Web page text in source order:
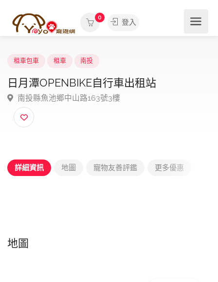
0
登入
租車包車 租車 南投
日月潭OPENBIKE自行車出租站
南投縣魚池鄉中山路163號3樓
詳細資訊 地圖 寵物友善評鑑 更多優惠
地圖